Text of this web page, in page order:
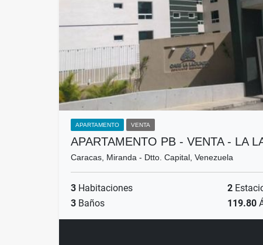
APARTAMENTO VENTA
APARTAMENTO PB - VENTA - LA
Caracas, Miranda - Dtto. Capital, Venezuela
3 Habitaciones 2
3 Baños 119.80